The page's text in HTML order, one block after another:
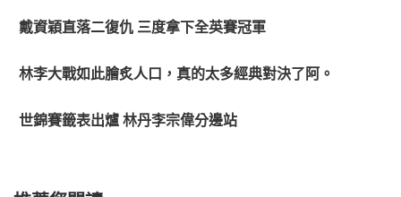
戴資穎直落二復仇 三度拿下全英賽冠軍
林李大戰如此膾炙人口，真的太多經典對決了阿。
世錦賽籤表出爐 林丹李宗偉分邊站